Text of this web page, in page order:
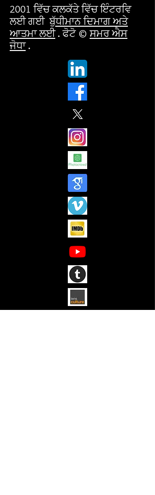
2001 ਵਿੱਚ ਕਲਕੱਤੇ ਵਿੱਚ ਇੰਟਰਵਿ
ਲਈ ਗਈਬੁੱਧੀਮਾਨ ਦਿਮਾਗ ਅਤੇ
ਆਤਮਾ ਲਈ. ਫੋਟੋ ©ਸਮਰ ਐਸ
ਜੋਧਾ.